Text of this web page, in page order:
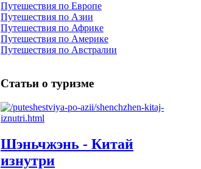
Путешествия по Европе
Путешествия по Азии
Путешествия по Африке
Путешествия по Америке
Путешествия по Австралии
Статьи о туризме
Шэньчжэнь - Китай
изнутри